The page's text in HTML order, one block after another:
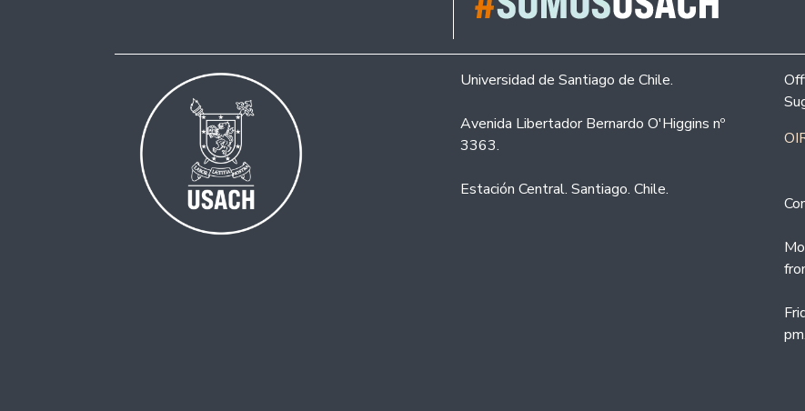
Universidad de Santiago de Chile.
Avenida Libertador Bernardo O'Higgins nº
3363.
Estación Central. Santiago. Chile.
pm.